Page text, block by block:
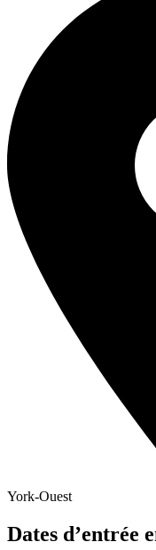
York-Ouest
Dates d’entrée